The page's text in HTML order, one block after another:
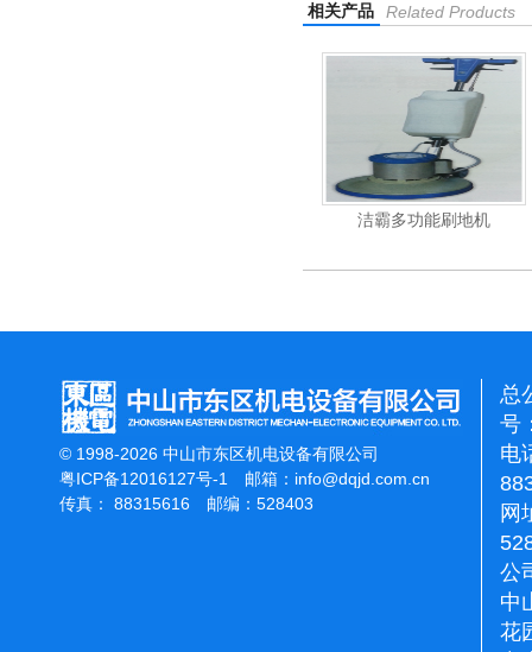
相关产品 Related Products
洁霸石面加重翻新机
© 1998-2026 中山市东区机电设备有限公司
粤ICP备12016127号-1
邮箱： info@dqjd.com.cn
传真： 88315616 邮编：528403
总
号
电
网
公
中
花